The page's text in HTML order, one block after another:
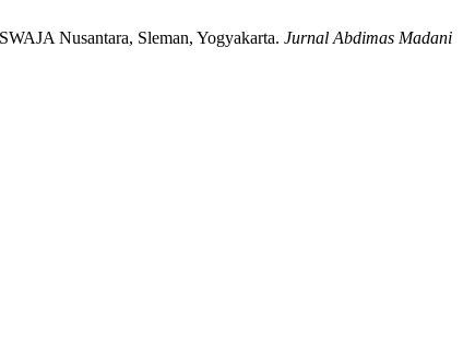
Nusantara, Sleman, Yogyakarta. Jurnal Abdimas Madani